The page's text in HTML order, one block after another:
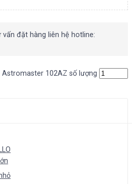
đặt hàng liên hệ hotline:
Astromaster 102AZ số lượng